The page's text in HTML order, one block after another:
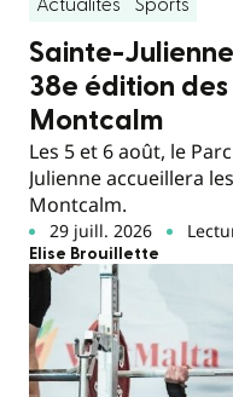
Actualités Sports
Sainte-
38e édition
Montcalm
Les 5 et 6 août, le
Julienne accueillera
Montcalm.
29 juill. 2026
Elise Brouillette